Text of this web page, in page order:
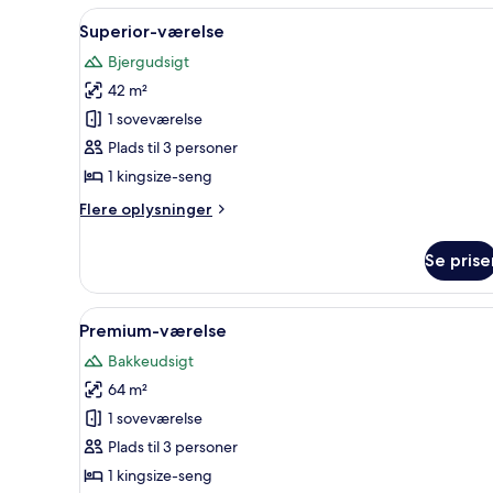
Indlæs
alle
billeder
af
Superior-
værelse
Et soveværelse med en seng,
10
Superior-værelse
Bjergudsigt
42 m²
1 soveværelse
Plads til 3 personer
1 kingsize-seng
Flere oplysninger
Flere
værelse
Se
Indlæs
alle
billeder
af
Premium-
værelse
En seng med himmelseng, et
8
Premium-værelse
Bakkeudsigt
64 m²
1 soveværelse
Plads til 3 personer
1 kingsize-seng